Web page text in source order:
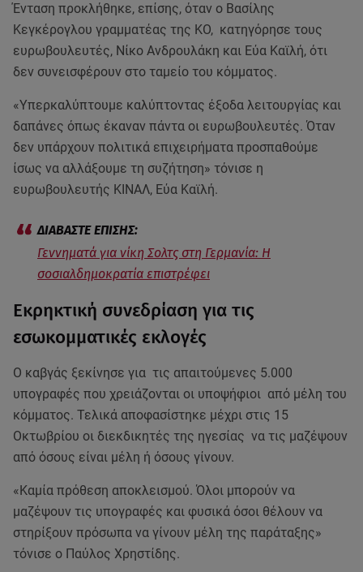
Ένταση προκλήθηκε, επίσης, όταν ο Βασίλης
Κεγκέρογλου γραμματέας της ΚΟ, κατηγόρησε τους
ευρωβουλευτές, Νίκο Ανδρουλάκη και Εύα Καϊλή, ότι
δεν συνεισφέρουν στο ταμείο του κόμματος.
«Υπερκαλύπτουμε καλύπτοντας έξοδα λειτουργίας και
δαπάνες όπως έκαναν πάντα οι ευρωβουλευτές. Όταν
δεν υπάρχουν πολιτικά επιχειρήματα προσπαθούμε
ίσως να αλλάξουμε τη συζήτηση» τόνισε η
ευρωβουλευτής ΚΙΝΑΛ, Εύα Καϊλή.
Γεννηματά για νίκη Σολτς στη Γερμανία: Η
σοσιαλδημοκρατία επιστρέφει
Εκρηκτική συνεδρίαση για τις
εσωκομματικές εκλογές
Ο καβγάς ξεκίνησε για τις απαιτούμενες 5.000
υπογραφές που χρειάζονται οι υποψήφιοι από μέλη του
κόμματος. Τελικά αποφασίστηκε μέχρι στις 15
Οκτωβρίου οι διεκδικητές της ηγεσίας να τις μαζέψουν
από όσους είναι μέλη ή όσους γίνουν.
«Καμία πρόθεση αποκλεισμού. Όλοι μπορούν να
μαζέψουν τις υπογραφές και φυσικά όσοι θέλουν να
στηρίξουν πρόσωπα να γίνουν μέλη της παράταξης»
τόνισε ο Παύλος Χρηστίδης.